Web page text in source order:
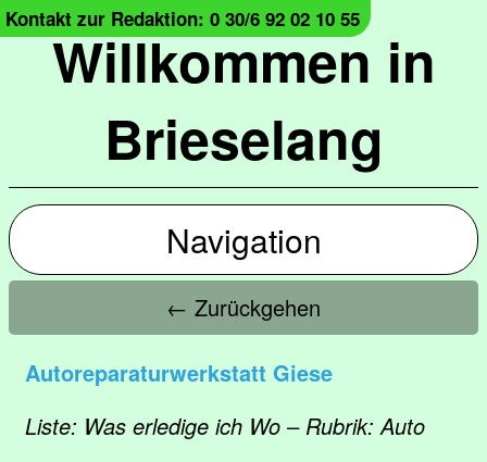
Willkommen in
Brieselang
Kontakt zur Redaktion: 0 30/6 92 02 10 55
Navigation
← Zurückgehen
Autoreparaturwerkstatt Giese
Liste: Was erledige ich Wo – Rubrik: Auto